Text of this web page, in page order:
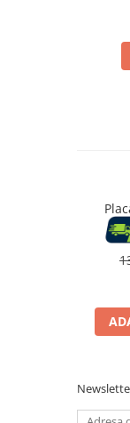
Oale sub presiune
Suporturi si
Mobila living
Mese cafea si
prin